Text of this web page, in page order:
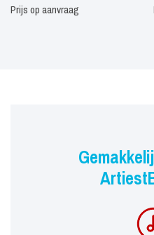
Prijs op aanvraag